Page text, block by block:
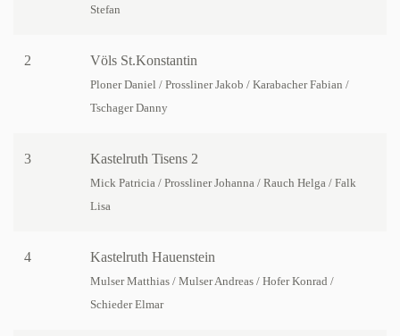
Stefan
2 Völs St.Konstantin
Ploner Daniel / Prossliner Jakob / Karabacher Fabian /
Tschager Danny
3 Kastelruth Tisens 2
Mick Patricia / Prossliner Johanna / Rauch Helga / Falk
Lisa
4 Kastelruth Hauenstein
Mulser Matthias / Mulser Andreas / Hofer Konrad /
Schieder Elmar